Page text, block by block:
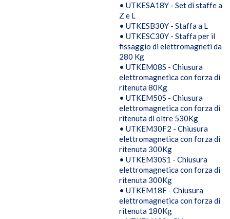
• UTKESA18Y - Set di staffe a
Z e L
• UTKESB30Y - Staffa a L
• UTKESC30Y - Staffa per il
fissaggio di elettromagneti da
280 Kg
• UTKEM08S - Chiusura
elettromagnetica con forza di
ritenuta 80Kg
• UTKEM50S - Chiusura
elettromagnetica con forza di
ritenuta di oltre 530Kg
• UTKEM30F2 - Chiusura
elettromagnetica con forza di
ritenuta 300Kg
• UTKEM30S1 - Chiusura
elettromagnetica con forza di
ritenuta 300Kg
• UTKEM18F - Chiusura
elettromagnetica con forza di
ritenuta 180Kg